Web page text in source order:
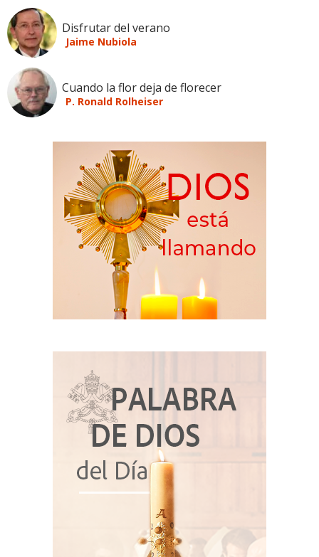
Disfrutar del verano
Jaime Nubiola
Cuando la flor deja de florecer
P. Ronald Rolheiser